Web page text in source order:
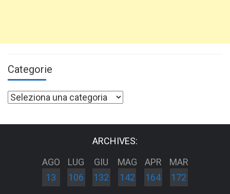
Categorie
Categorie
ARCHIVES:
AGO
13
LUG
106
GIU
132
MAG
142
APR
164
MAR
172